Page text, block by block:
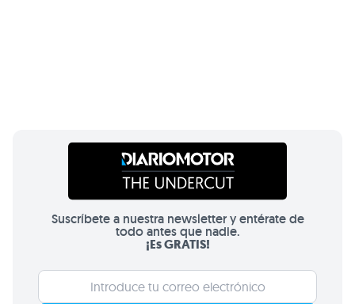
Suscríbete a nuestra newsletter y entérate de
todo antes que nadie.
¡Es GRATIS!